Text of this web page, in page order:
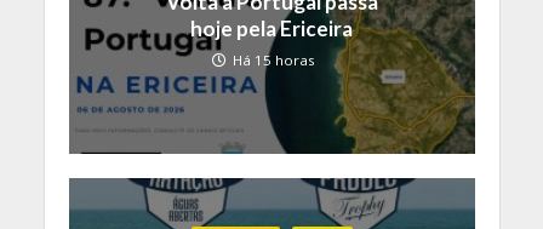
hoje pela Ericeira
Há 15 horas